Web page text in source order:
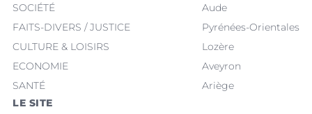
SOCIÉTÉ
FAITS-DIVERS / JUSTICE
CULTURE & LOISIRS
ECONOMIE
SANTÉ
Aude
Pyrénées-Orientales
Lozère
Aveyron
Ariège
LE SITE